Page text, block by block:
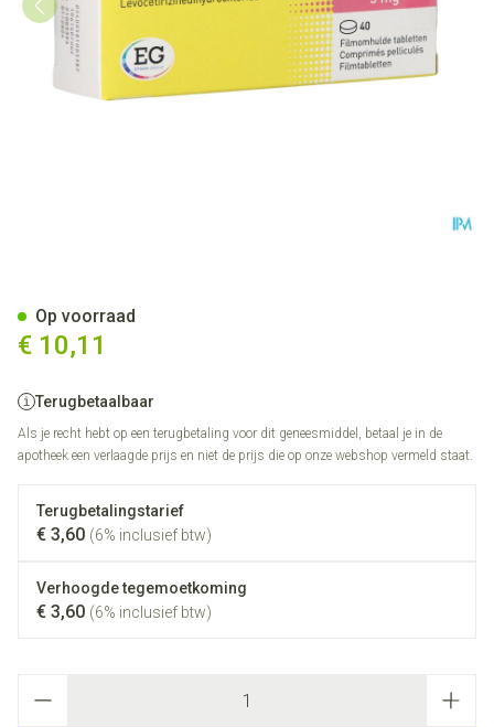
€ 10,11
Terugbetaalbaar
Als je recht hebt op een terugbetaling voor dit geneesmiddel, betaal je in de
apotheek een verlaagde prijs en niet de prijs die op onze webshop vermeld staat.
Terugbetalingstarief
€ 3,60 (6% inclusief btw)
Verhoogde tegemoetkoming
€ 3,60 (6% inclusief btw)
Op voorraad